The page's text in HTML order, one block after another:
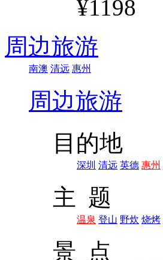
¥1198
周边旅游
南澳 清远 惠州
周边旅游
目的地
深圳 清远 英德 惠州
主 题
温泉 登山 野炊 烧烤
景 点